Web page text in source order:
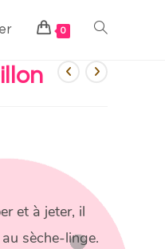
0
et à jeter, il
sèche-linge.